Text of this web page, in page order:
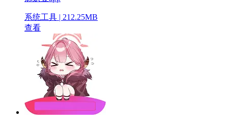
系统工具 | 212.25MB
查看